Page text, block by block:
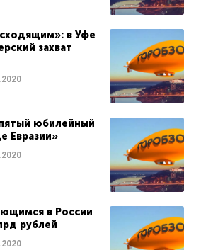
в Уфе
захват
юбилейный
Евразии»
в России
рублей